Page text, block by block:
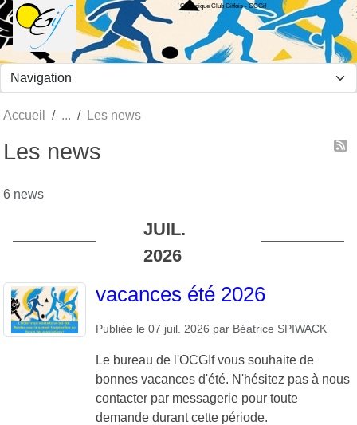
Olympique Club Giffois - OCGif
Accueil Les news
Les news
6 news
JUIL.
2026
vacances été 2026
Publiée le 07 juil. 2026 par Béatrice SPIWACK
Le bureau de l'OCGIf vous souhaite de
bonnes vacances d'été. N'hésitez pas à nous
contacter par messagerie pour toute
demande durant cette période.
Panneau de gestion des cookies